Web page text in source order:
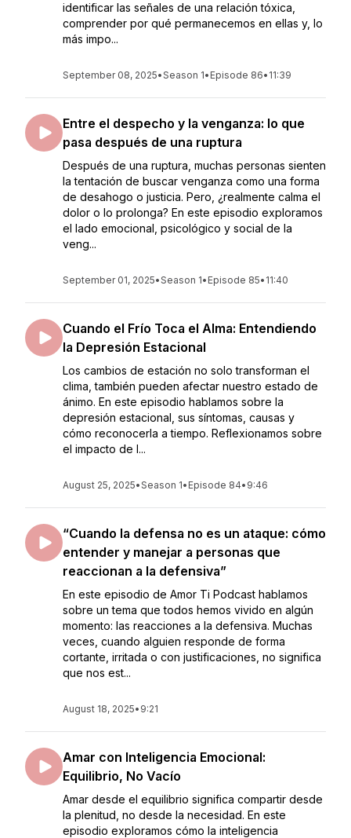
identificar las señales de una relación tóxica,
comprender por qué permanecemos en ellas y, lo
más impo...
September 08, 2025•Season 1• Episode 86• 11:39
Entre el despecho y la venganza: lo que
pasa después de una ruptura
Después de una ruptura, muchas personas sienten
la tentación de buscar venganza como una forma
de desahogo o justicia. Pero, ¿realmente calma el
dolor o lo prolonga? En este episodio exploramos
el lado emocional, psicológico y social de la
veng...
September 01, 2025•Season 1• Episode 85• 11:40
Cuando el Frío Toca el Alma: Entendiendo
la Depresión Estacional
Los cambios de estación no solo transforman el
clima, también pueden afectar nuestro estado de
ánimo. En este episodio hablamos sobre la
depresión estacional, sus síntomas, causas y
cómo reconocerla a tiempo. Reflexionamos sobre
el impacto de l...
August 25, 2025•Season 1• Episode 84• 9:46
“Cuando la defensa no es un ataque: cómo
entender y manejar a personas que
reaccionan a la defensiva”
En este episodio de Amor Ti Podcast hablamos
sobre un tema que todos hemos vivido en algún
momento: las reacciones a la defensiva. Muchas
veces, cuando alguien responde de forma
cortante, irritada o con justificaciones, no significa
que nos est...
August 18, 2025• 9:21
Amar con Inteligencia Emocional:
Equilibrio, No Vacío
Amar desde el equilibrio significa compartir desde
la plenitud, no desde la necesidad. En este
episodio exploramos cómo la inteligencia